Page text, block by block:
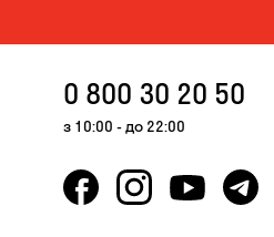
0 800 30 20 50
з 10:00 - до 22:00